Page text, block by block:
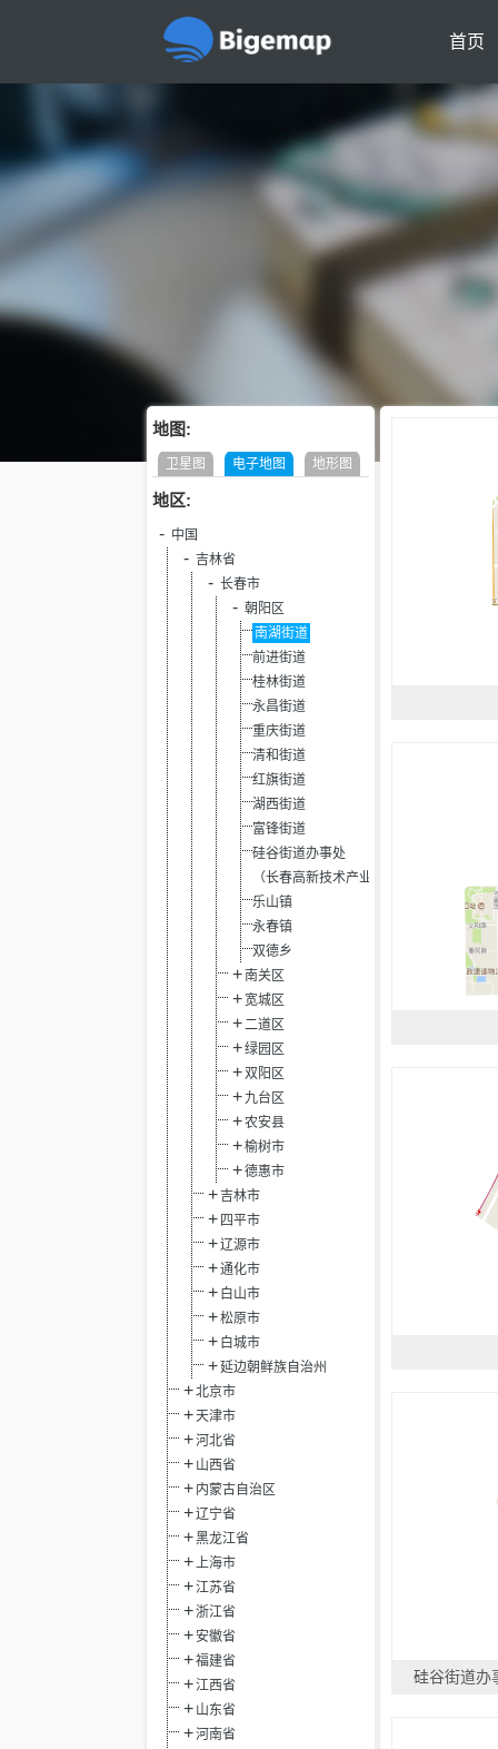
首页
地图:
卫星图 电子地图 地形图
地区:
中国
吉林省
长春市
朝阳区
南湖街道
前进街道
桂林街道
永昌街道
重庆街道
清和街道
红旗街道
湖西街道
富锋街道
硅谷街道办事处
（长春高新技术产业开发区）
乐山镇
永春镇
双德乡
南关区
宽城区
二道区
绿园区
双阳区
九台区
农安县
榆树市
德惠市
吉林市
四平市
辽源市
通化市
白山市
松原市
白城市
延边朝鲜族自治州
北京市
天津市
河北省
山西省
内蒙古自治区
辽宁省
黑龙江省
上海市
江苏省
浙江省
安徽省
福建省
江西省
山东省
河南省
硅谷街道办